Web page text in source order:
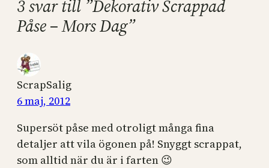
3 svar till ”Dekorativ Scrappad
Påse – Mors Dag”
ScrapSalig
6 maj, 2012
Supersöt påse med otroligt många fina
detaljer att vila ögonen på! Snyggt scrappat,
som alltid när du är i farten 😉